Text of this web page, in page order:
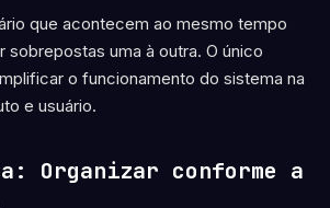
que acontecem ao mesmo tempo
sobrepostas uma à outra. O único
o funcionamento do sistema na
e usuário.
Organizar conforme a